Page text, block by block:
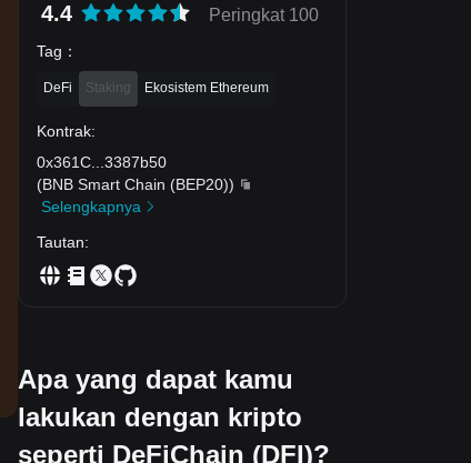
4.4 Peringkat 100
Tag ：
DeFi Staking Ekosistem Ethereum
Kontrak:
0x361C
3387b50
(BNB Smart Chain (BEP20))
Selengkapnya
Tautan:
Apa yang dapat kamu
lakukan dengan kripto
seperti DeFiChain (DFI)?